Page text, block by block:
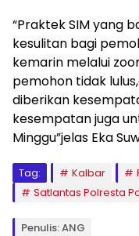
“Praktek SIM yang
kesulitan bagi
kemarin melalui
pemohon tidak
diberikan
kesempatan juga
Minggu”jelas Eka
Tag: Kalbar
Satlantas Polresta
Penulis: ANG